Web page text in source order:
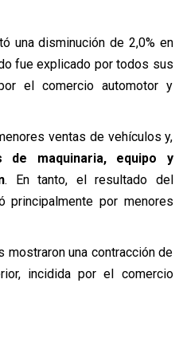
una disminución de 2,0% en
fue explicado por todos sus
el comercio automotor y
ventas de vehículos y,
maquinaria, equipo y
. En tanto, el resultado del
principalmente por menores
una contracción de
incidida por el comercio